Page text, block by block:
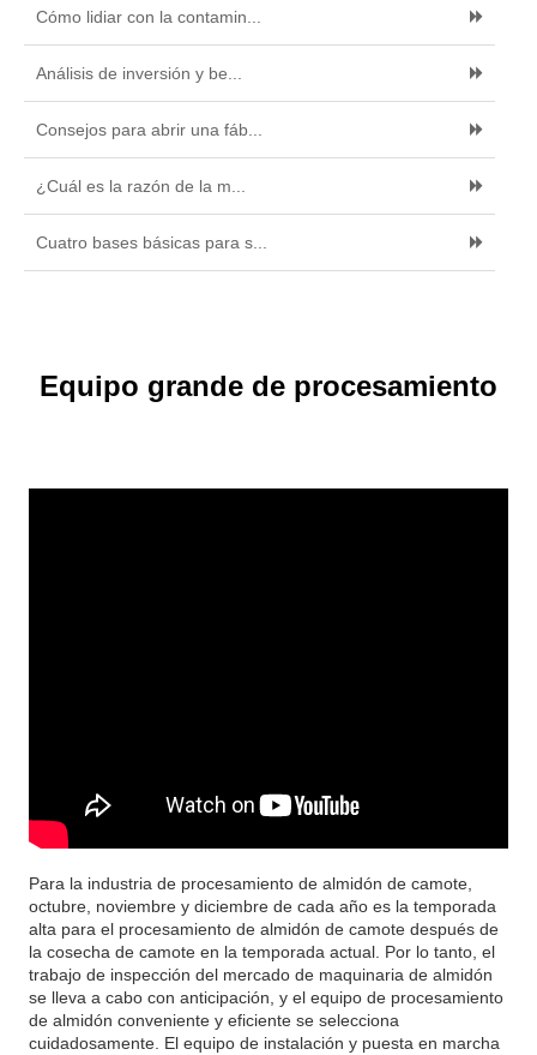
Cómo lidiar con la contamin...
Análisis de inversión y be...
Consejos para abrir una fáb...
¿Cuál es la razón de la m...
Cuatro bases básicas para s...
Equipo grande de procesamiento
Para la industria de procesamiento de almidón de camote,
octubre, noviembre y diciembre de cada año es la temporada
alta para el procesamiento de almidón de camote después de
la cosecha de camote en la temporada actual. Por lo tanto, el
trabajo de inspección del mercado de maquinaria de almidón
se lleva a cabo con anticipación, y el equipo de procesamiento
de almidón conveniente y eficiente se selecciona
cuidadosamente. El equipo de instalación y puesta en marcha